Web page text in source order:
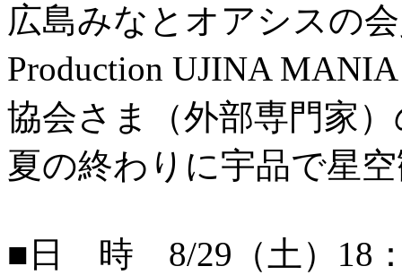
広島みなとオアシスの
Production UJINA
協会さま（外部専門家
夏の終わりに宇品で星
■日 時 8/29（土）18